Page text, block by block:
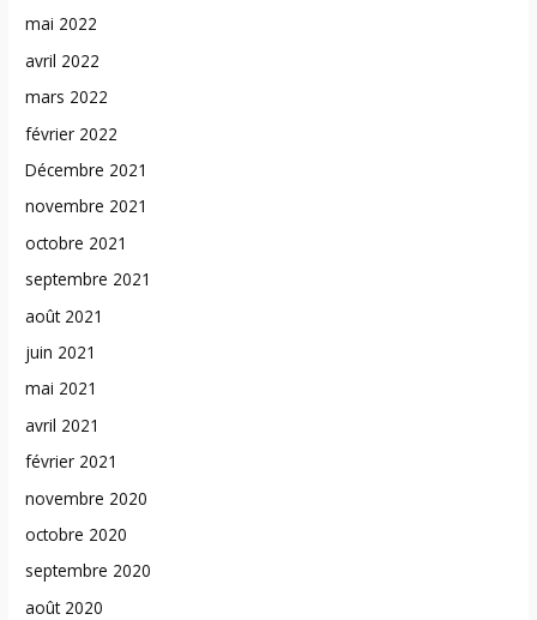
mai 2022
avril 2022
mars 2022
février 2022
Décembre 2021
novembre 2021
octobre 2021
septembre 2021
août 2021
juin 2021
mai 2021
avril 2021
février 2021
novembre 2020
octobre 2020
septembre 2020
août 2020